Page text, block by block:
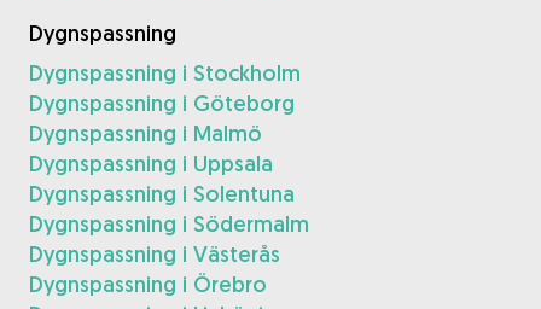
Dygnspassning
Dygnspassning i Stockholm
Dygnspassning i Göteborg
Dygnspassning i Malmö
Dygnspassning i Uppsala
Dygnspassning i Solentuna
Dygnspassning i Södermalm
Dygnspassning i Västerås
Dygnspassning i Örebro